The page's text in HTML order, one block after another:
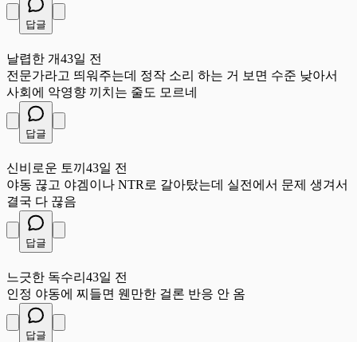
답글
날렵한 개43일 전
전문가라고 띄워주는데 정작 소리 하는 거 보면 수준 낮아서
사회에 악영향 끼치는 줄도 모르네
답글
신비로운 토끼 43일 전
야동 끊고 야겜이나 NTR로 갈아탔는데 실전에서 문제 생겨서
결국 다 끊음
답글
느긋한 독수리 43일 전
인정 야동에 찌들면 웬만한 걸론 반응 안 옴
답글